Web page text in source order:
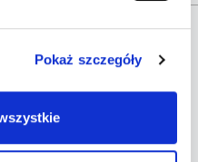
Pokaż szczegóły
w podróży będzie brało
upewnić się, iż cena jest wciąż
ze szczegółami i linkami